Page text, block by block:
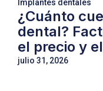
Implantes dentales
¿Cuánto
dental?
el precio y
julio 31, 2026